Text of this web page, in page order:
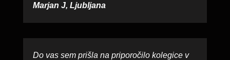
Marjan J, Ljubljana
Do vas sem prišla na priporočilo kolegice v